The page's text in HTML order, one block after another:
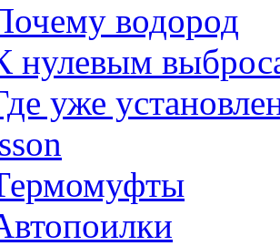
водород
нулевым
уже